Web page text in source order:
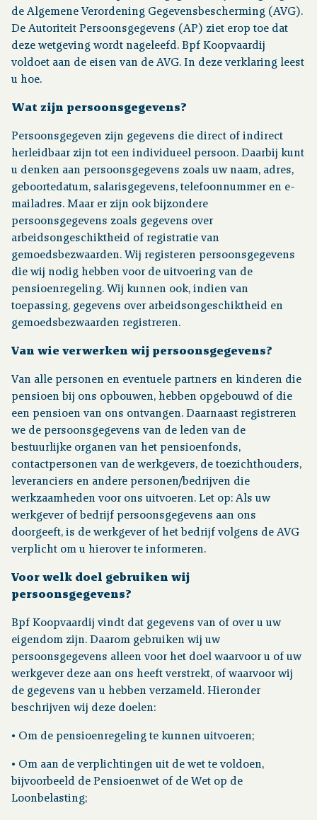
Contact
de Algemene Verordening Gegevensbescherming (AVG).
De Autoriteit Persoonsgegevens (AP) ziet erop toe dat
deze wetgeving wordt nageleefd. Bpf Koopvaardij
voldoet aan de eisen van de AVG. In deze verklaring leest
u hoe.
Wat zijn persoonsgegevens?
Persoonsgegeven zijn gegevens die direct of indirect
herleidbaar zijn tot een individueel persoon. Daarbij kunt
u denken aan persoonsgegevens zoals uw naam, adres,
geboortedatum, salarisgegevens, telefoonnummer en e-
mailadres. Maar er zijn ook bijzondere
persoonsgegevens zoals gegevens over
arbeidsongeschiktheid of registratie van
gemoedsbezwaarden. Wij registeren persoonsgegevens
die wij nodig hebben voor de uitvoering van de
pensioenregeling. Wij kunnen ook, indien van
toepassing, gegevens over arbeidsongeschiktheid en
gemoedsbezwaarden registreren.
Van wie verwerken wij persoonsgegevens?
Van alle personen en eventuele partners en kinderen die
pensioen bij ons opbouwen, hebben opgebouwd of die
een pensioen van ons ontvangen. Daarnaast registreren
we de persoonsgegevens van de leden van de
bestuurlijke organen van het pensioenfonds,
contactpersonen van de werkgevers, de toezichthouders,
leveranciers en andere personen/bedrijven die
werkzaamheden voor ons uitvoeren. Let op: Als uw
werkgever of bedrijf persoonsgegevens aan ons
doorgeeft, is de werkgever of het bedrijf volgens de AVG
verplicht om u hierover te informeren.
Voor welk doel gebruiken wij
persoonsgegevens?
Bpf Koopvaardij vindt dat gegevens van of over u uw
eigendom zijn. Daarom gebruiken wij uw
persoonsgegevens alleen voor het doel waarvoor u of uw
werkgever deze aan ons heeft verstrekt, of waarvoor wij
de gegevens van u hebben verzameld. Hieronder
beschrijven wij deze doelen:
• Om de pensioenregeling te kunnen uitvoeren;
• Om aan de verplichtingen uit de wet te voldoen,
bijvoorbeeld de Pensioenwet of de Wet op de
Loonbelasting;